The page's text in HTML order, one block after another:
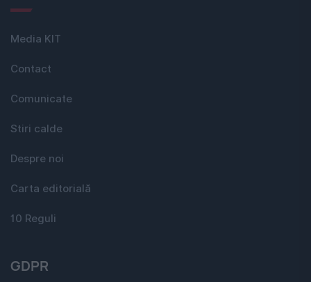
Media KIT
Contact
Comunicate
Stiri calde
Despre noi
Carta editorială
10 Reguli
GDPR